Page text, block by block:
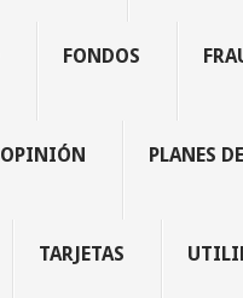
FONDOS
OPINIÓN PLANES
TARJETAS